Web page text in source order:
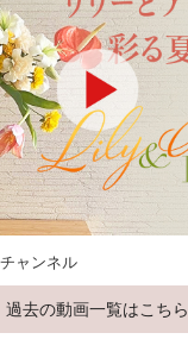
ャンネル
過去の動画一覧はこちら